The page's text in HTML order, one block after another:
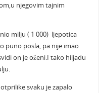
njegovim tajnim
milju ( 1 000) ljepotica
puno posla, pa nije imao
on je oženi.I tako hiljadu
svaku je zapalo